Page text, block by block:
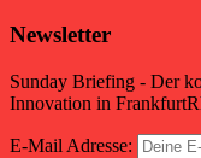
Newsletter
Sunday Briefing - Der
Innovation in
E-Mail Adresse: